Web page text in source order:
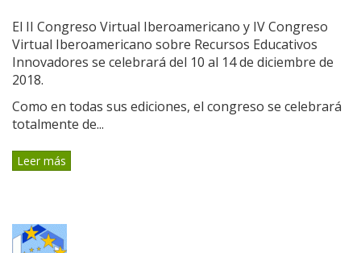
El II Congreso Virtual Iberoamericano y IV Congreso
Virtual Iberoamericano sobre Recursos Educativos
Innovadores se celebrará del 10 al 14 de diciembre de
2018.
Como en todas sus ediciones, el congreso se celebrará
totalmente de...
Leer más